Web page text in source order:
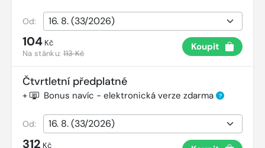
Od:
104 Kč
Na stánku:113 Kč
Koupit
Čtvrtletní předplatné
+ Bonus navíc - elektronická verze zdarma ?
Od:
312 Kč